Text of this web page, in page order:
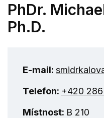
PhDr.
Ph.D.
E-mail:
Telefon: +420 286
Místnost: B 210